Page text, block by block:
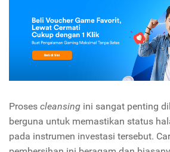
Proses cleansing ini sangat penting
berguna untuk memastikan status
pada instrumen investasi tersebut.